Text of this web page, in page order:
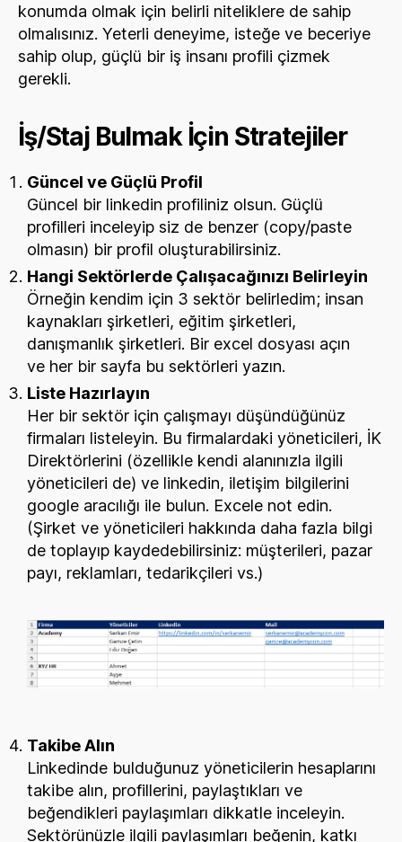
konumda olmak için belirli niteliklere de sahip
olmalısınız. Yeterli deneyime, isteğe ve beceriye
sahip olup, güçlü bir iş insanı profili çizmek
gerekli.
İş/Staj Bulmak İçin Stratejiler
Güncel ve Güçlü Profil
Güncel bir linkedin profiliniz olsun. Güçlü
profilleri inceleyip siz de benzer (copy/paste
olmasın) bir profil oluşturabilirsiniz.
Hangi Sektörlerde Çalışacağınızı Belirleyin
Örneğin kendim için 3 sektör belirledim; insan
kaynakları şirketleri, eğitim şirketleri,
danışmanlık şirketleri. Bir excel dosyası açın
ve her bir sayfa bu sektörleri yazın.
Liste Hazırlayın
Her bir sektör için çalışmayı düşündüğünüz
firmaları listeleyin. Bu firmalardaki yöneticileri, İK
Direktörlerini (özellikle kendi alanınızla ilgili
yöneticileri de) ve linkedin, iletişim bilgilerini
google aracılığı ile bulun. Excele not edin.
(Şirket ve yöneticileri hakkında daha fazla bilgi
de toplayıp kaydedebilirsiniz: müşterileri, pazar
payı, reklamları, tedarikçileri vs.)
Takibe Alın
Linkedinde bulduğunuz yöneticilerin hesaplarını
takibe alın, profillerini, paylaştıkları ve
beğendikleri paylaşımları dikkatle inceleyin.
Sektörünüzle ilgili paylaşımları beğenin, katkı